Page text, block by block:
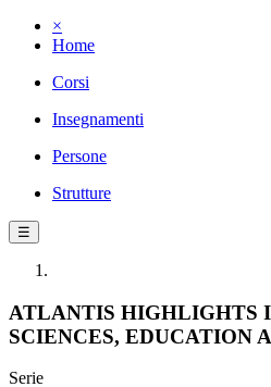
×
Home
Corsi
Insegnamenti
Persone
Strutture
☰
ATLANTIS HIGHLIGHTS
SCIENCES, EDUCATION
Serie